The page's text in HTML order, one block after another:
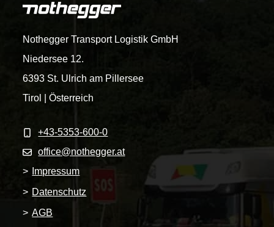
Nothegger Transport Logistik GmbH
Niedersee 12.
6393 St. Ulrich am Pillersee
Tirol | Österreich
+43-5353-600-0
office@nothegger.at
>
Impressum
> Datenschutz
> AGB